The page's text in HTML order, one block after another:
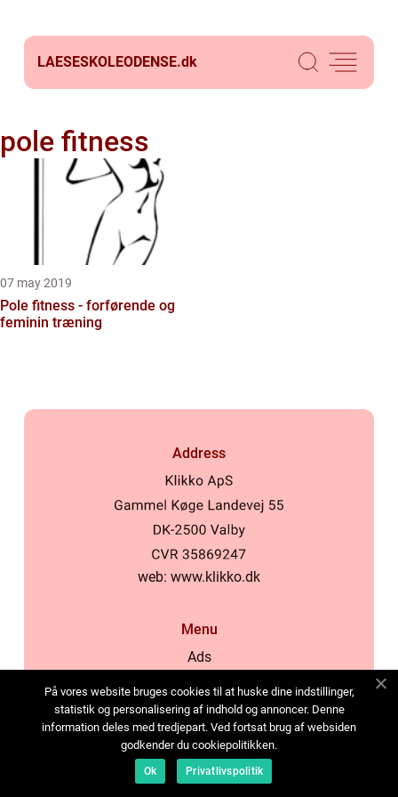
LAESESKOLEODENSE.dk
pole fitness
07 may 2019
Pole fitness - forførende og
feminin træning
Address
web: www.klikko.dk
Menu
Ads
Cookies
Contact
Sitemap
På vores website bruges cookies til at huske dine indstillinger,
statistik og personalisering af indhold og annoncer. Denne
information deles med tredjepart. Ved fortsat brug af websiden
godkender du cookiepolitikken.
Ok Privatlivspolitik